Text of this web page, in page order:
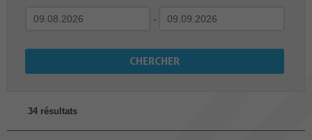
-
34 résultats